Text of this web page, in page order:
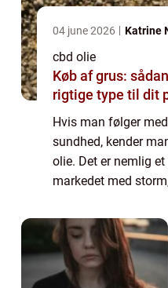
04 june 2026 Katrine
cbd olie
Køb af grus:
rigtige type til dit
Hvis man følger
sundhed, kender
olie. Det er nemlig
markedet med
diskussioner om
CBD ...